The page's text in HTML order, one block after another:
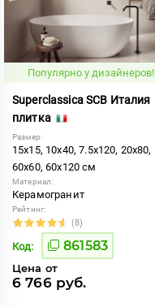
Популярно у дизайнеров!
Superclassica SCB Италия
плитка
Размер:
15x15, 10x40, 7.5x120, 20x80,
60x60, 60x120 см
Материал:
Керамогранит
Рейтинг:
(8)
Код: 861583
Цена от
6 766 руб.